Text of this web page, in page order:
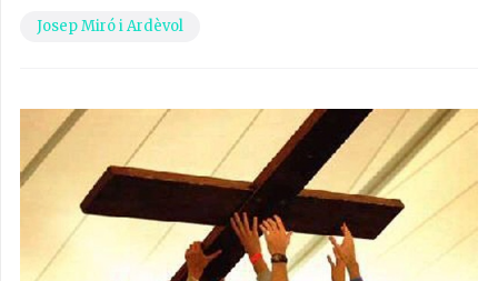
Josep Miró i Ardèvol